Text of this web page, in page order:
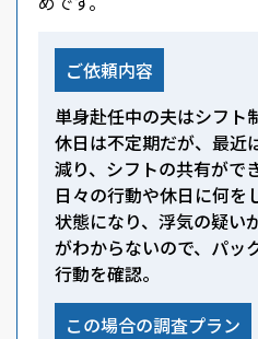
ご依頼内容
単身赴任中の夫はシフト
休日は不定期だが、最近
減り、シフトの共有がで
日々の行動や休日に何を
状態になり、浮気の疑い
がわからないので、パッ
行動を確認。
この場合の調査プラン